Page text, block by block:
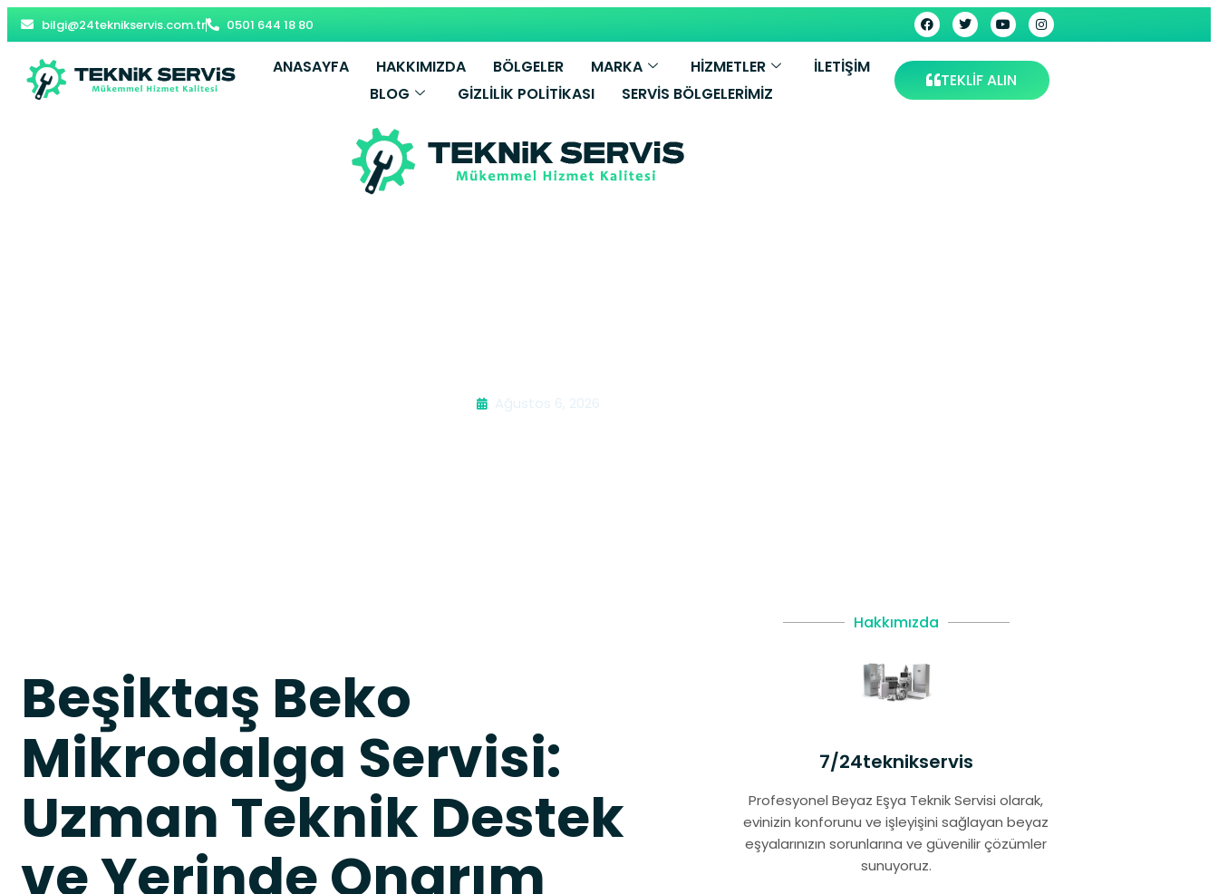
bilgi@24teknikservis.com.tr 0501 644 18 80
ANASAYFA HAKKIMIZDA BÖLGELER MARKA HİZMETLER
İLETIŞIM
BLOG
GIZLILIK POLITIKASI SERVIS BÖLGELERIMIZ
TEKLİF ALIN
Ağustos 6, 2026
Beşiktaş Beko
Mikrodalga Servisi:
Uzman Teknik Destek
ve Yerinde Onarım
Hakkımızda
7/24teknikservis
Profesyonel Beyaz Eşya Teknik Servisi olarak,
evinizin konforunu ve işleyişini sağlayan beyaz
eşyalarınızın sorunlarına ve güvenilir çözümler
sunuyoruz.